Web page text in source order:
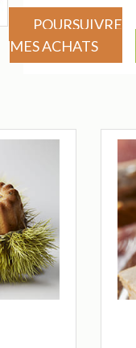
POURSUIVRE
MES ACHATS